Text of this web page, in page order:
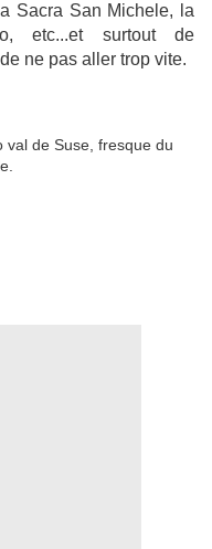
Sacra San Michele, la
etc...et surtout de
ne pas aller trop vite.
val de Suse, fresque du